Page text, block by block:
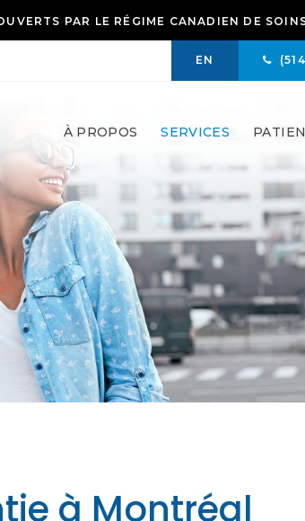
PAR LE RÉGIME CANADIEN DE
VOUS? CLIQUEZ ICI POUR NOUS
EN
À PROPOS SERVICES
à Montréal